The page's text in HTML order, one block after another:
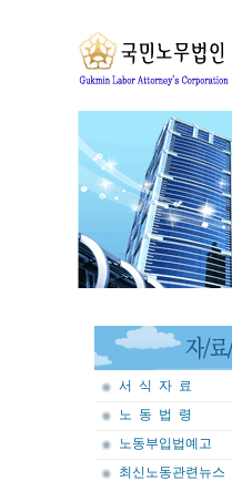
서 식 자 료
노 동 법 령
노동부입법예고
최신노동관련뉴스